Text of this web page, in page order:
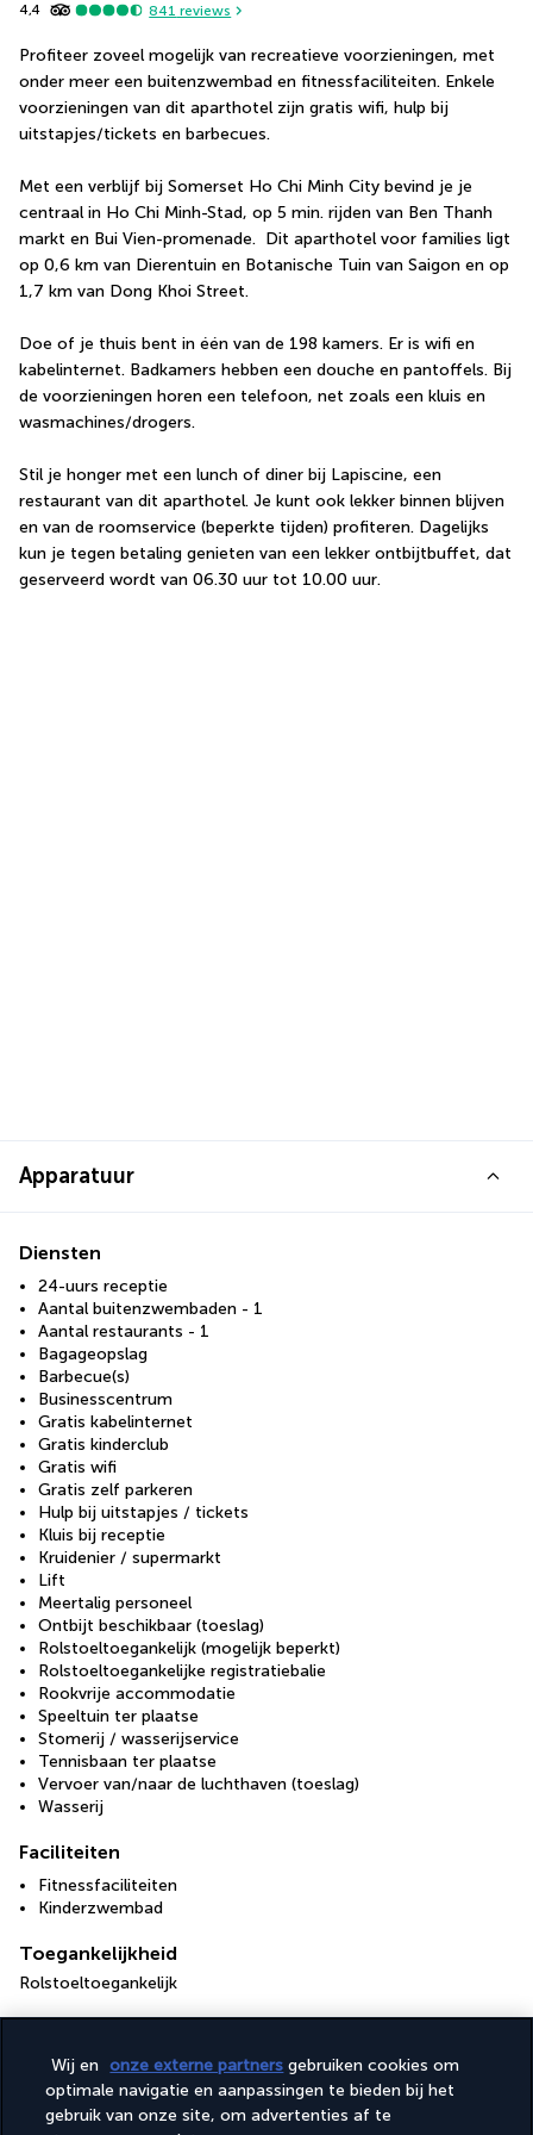
4,4 841 reviews
Profiteer zoveel mogelijk van recreatieve voorzieningen, met
onder meer een buitenzwembad en fitnessfaciliteiten. Enkele
voorzieningen van dit aparthotel zijn gratis wifi, hulp bij
uitstapjes/tickets en barbecues.
Met een verblijf bij Somerset Ho Chi Minh City bevind je je
centraal in Ho Chi Minh-Stad, op 5 min. rijden van Ben Thanh
markt en Bui Vien-promenade.  Dit aparthotel voor families ligt
op 0,6 km van Dierentuin en Botanische Tuin van Saigon en op
1,7 km van Dong Khoi Street.
Doe of je thuis bent in één van de 198 kamers. Er is wifi en
kabelinternet. Badkamers hebben een douche en pantoffels. Bij
de voorzieningen horen een telefoon, net zoals een kluis en
wasmachines/drogers.
Stil je honger met een lunch of diner bij Lapiscine, een
restaurant van dit aparthotel. Je kunt ook lekker binnen blijven
en van de roomservice (beperkte tijden) profiteren. Dagelijks
kun je tegen betaling genieten van een lekker ontbijtbuffet, dat
geserveerd wordt van 06.30 uur tot 10.00 uur.
Apparatuur
Diensten
24-uurs receptie
Aantal buitenzwembaden - 1
Aantal restaurants - 1
Bagageopslag
Barbecue(s)
Businesscentrum
Gratis kabelinternet
Gratis kinderclub
Gratis wifi
Gratis zelf parkeren
Hulp bij uitstapjes / tickets
Kluis bij receptie
Kruidenier / supermarkt
Lift
Meertalig personeel
Ontbijt beschikbaar (toeslag)
Rolstoeltoegankelijk (mogelijk beperkt)
Rolstoeltoegankelijke registratiebalie
Rookvrije accommodatie
Speeltuin ter plaatse
Stomerij / wasserijservice
Tennisbaan ter plaatse
Vervoer van/naar de luchthaven (toeslag)
Wasserij
Faciliteiten
Fitnessfaciliteiten
Kinderzwembad
Toegankelijkheid
Rolstoeltoegankelijk
Nuttige informatie
Wij en onze externe partners gebruiken cookies om
optimale navigatie en aanpassingen te bieden bij het
gebruik van onze site, om advertenties af te